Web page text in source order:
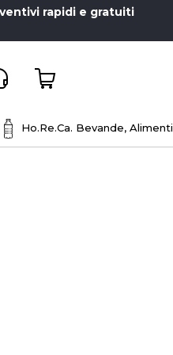
rapidi e gratuiti
Ho.Re.Ca. Bevande, Alimenti